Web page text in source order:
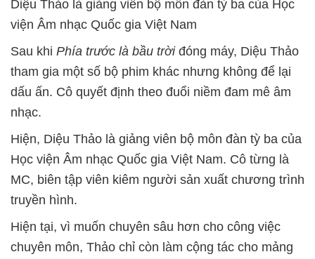
Diệu Thảo là giảng viên bộ môn đàn tỳ ba của Học
viện Âm nhạc Quốc gia Việt Nam
Sau khi Phía trước là bầu trờiđóng máy, Diệu Thảo
tham gia một số bộ phim khác nhưng không để lại
dấu ấn. Cô quyết định theo đuổi niềm đam mê âm
nhạc.
Hiện, Diệu Thảo là giảng viên bộ môn đàn tỳ ba của
Học viện Âm nhạc Quốc gia Việt Nam. Cô từng là
MC, biên tập viên kiêm người sản xuất chương trình
truyền hình.
Hiện tại, vì muốn chuyên sâu hơn cho công việc
chuyên môn, Thảo chỉ còn làm cộng tác cho mảng